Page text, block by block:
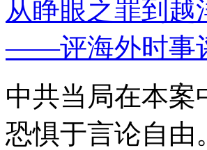
从睁眼之罪到越
——评海外时事
中共当局在本案
恐惧于言论自由